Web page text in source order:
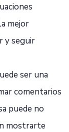
mejor
y seguir
ser una
comentarios
puede no
mostrarte